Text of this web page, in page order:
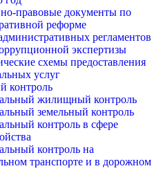
правовые документы по
реформе
регламентов
экспертизы
схемы предоставления
услуг
контроль
жилищный контроль
земельный контроль
контроль в сфере
контроль на
транспорте и в дорожном